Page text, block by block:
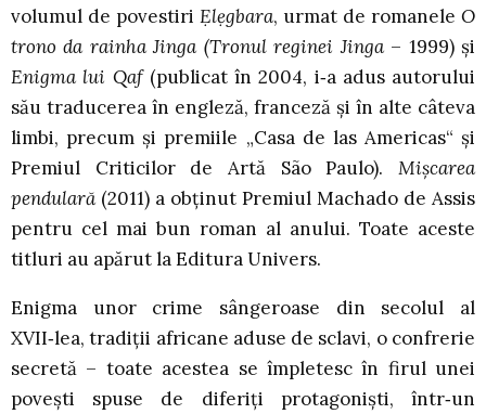
volumul de povestiri Ẹlẹgbara, urmat de romanele O
trono da rainha Jinga (Tronul reginei Jinga– 1999) și
Enigma lui Qaf(publicat în 2004, i‑a adus autorului
său traducerea în engleză, franceză și în alte câteva
limbi, precum și premiile „Casa de las Americas“ și
Premiul Criticilor de Artă São Paulo). Mișcarea
pendulară (2011) a obținut Premiul Machado de Assis
pentru cel mai bun roman al anului. Toate aceste
titluri au apărut la Editura Univers.
Enigma unor crime sângeroase din secolul al
XVII‑lea, tradiţii africane aduse de sclavi, o confrerie
secretă – toate acestea se împletesc în firul unei
poveşti spuse de diferiţi protagonişti, într‑un